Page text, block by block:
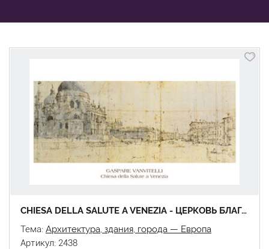
CHIESA DELLA SALUTE A VENEZIA - ЦЕРКОВЬ БЛАГОДЕНСТВИЯ В ВЕНЕЦИИ
Тема: Архитектура, здания, города — Европа
Артикул: 2438